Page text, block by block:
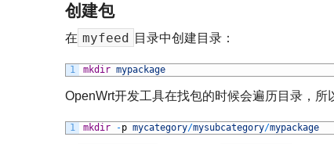
创建包
在 myfeed 目录中创建目录：
1 mkdir mypackage
OpenWrt开发工具在找包的时候会遍历目录，所
1 mkdir -p mycategory/mysubcategory/mypackage